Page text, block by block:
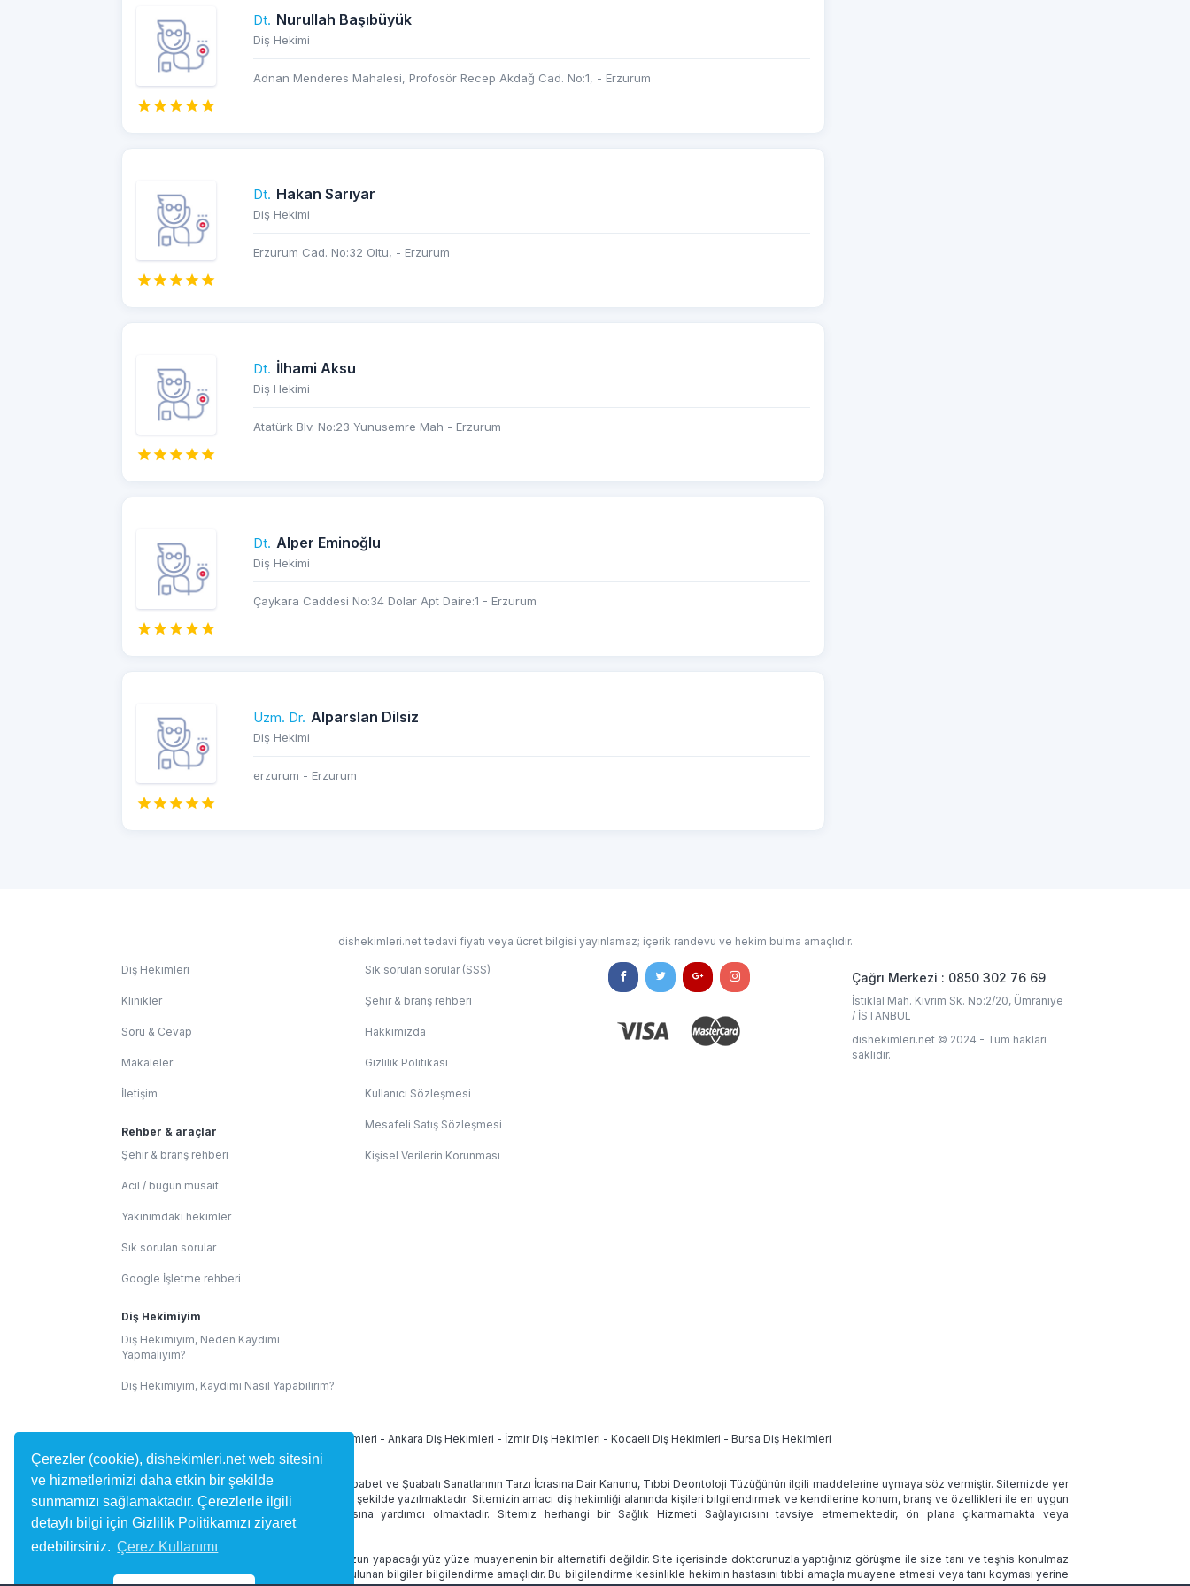
Çerezler (cookie), dishekimleri.net web sitesini
ve hizmetlerimizi daha etkin bir şekilde
sunmamızı sağlamaktadır. Çerezlerle ilgili
detaylı bilgi için Gizlilik Politikamızı ziyaret
edebilirsiniz. Çerez Kullanımı
Dt. Nurullah Başıbüyük
Diş Hekimi
Adnan Menderes Mahalesi, Profosör Recep Akdağ Cad. No:1, - Erzurum
Dt. Hakan Sarıyar
Diş Hekimi
Erzurum Cad. No:32 Oltu, - Erzurum
Dt. İlhami Aksu
Diş Hekimi
Atatürk Blv. No:23 Yunusemre Mah - Erzurum
Dt. Alper Eminoğlu
Diş Hekimi
Çaykara Caddesi No:34 Dolar Apt Daire:1 - Erzurum
Uzm. Dr. Alparslan Dilsiz
Diş Hekimi
erzurum - Erzurum
dishekimleri.net tedavi fiyatı veya ücret bilgisi yayınlamaz; içerik randevu ve hekim bulma amaçlıdır.
Diş Hekimleri
Klinikler
Soru & Cevap
Makaleler
İletişim
Rehber & araçlar
Şehir & branş rehberi
Acil / bugün müsait
Yakınımdaki hekimler
Sık sorulan sorular
Google İşletme rehberi
Diş Hekimiyim
Diş Hekimiyim, Neden Kaydımı
Yapmalıyım?
Diş Hekimiyim, Kaydımı Nasıl Yapabilirim?
Sık sorulan sorular (SSS)
Şehir & branş rehberi
Hakkımızda
Gizlilik Politikası
Kullanıcı Sözleşmesi
Mesafeli Satış Sözleşmesi
Kişisel Verilerin Korunması
Çağrı Merkezi : 0850 302 76 69
İstiklal Mah. Kıvrım Sk. No:2/20, Ümraniye
/ İSTANBUL
dishekimleri.net © 2024 - Tüm hakları
saklıdır.
İstanbul Diş Hekimleri - Ankara Diş Hekimleri - İzmir Diş Hekimleri - Kocaeli Diş Hekimleri - Bursa Diş Hekimleri
dishekimleri.net site içeriğinde 1219 Sayılı Tababet ve Şuabatı Sanatlarının Tarzı İcrasına Dair Kanunu, Tıbbi Deontoloji Tüzüğünün ilgili maddelerine uymaya söz vermiştir. Sitemizde yer
alan yorumlar kullanıcılar tarafından bağımsız şekilde yazılmaktadır. Sitemizin amacı diş hekimliği alanında kişileri bilgilendirmek ve kendilerine konum, branş ve özellikleri ile en uygun
diş hekimini bulmasına ve randevu almasına yardımcı olmaktadır. Sitemiz herhangi bir Sağlık Hizmeti Sağlayıcısını tavsiye etmemektedir, ön plana çıkarmamakta veya
desteklememektedir.
dishekimleri.net online hizmetleri doktorunuzun yapacağı yüz yüze muayenenin bir alternatifi değildir. Site içerisinde doktorunuzla yaptığınız görüşme ile size tanı ve teşhis konulmaz
ve tedaviniz düzenlenmez. Site içerisinde bulunan bilgiler bilgilendirme amaçlıdır. Bu bilgilendirme kesinlikle hekimin hastasını tıbbi amaçla muayene etmesi veya tanı koyması yerine